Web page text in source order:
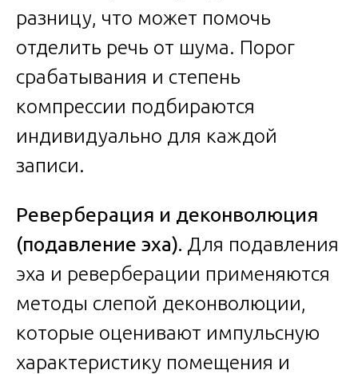
разницу, что может помочь
отделить речь от шума. Порог
срабатывания и степень
компрессии подбираются
индивидуально для каждой
записи.
Реверберация и деконволюция
(подавление эха). Для подавления
эха и реверберации применяются
методы слепой деконволюции,
которые оценивают импульсную
характеристику помещения и